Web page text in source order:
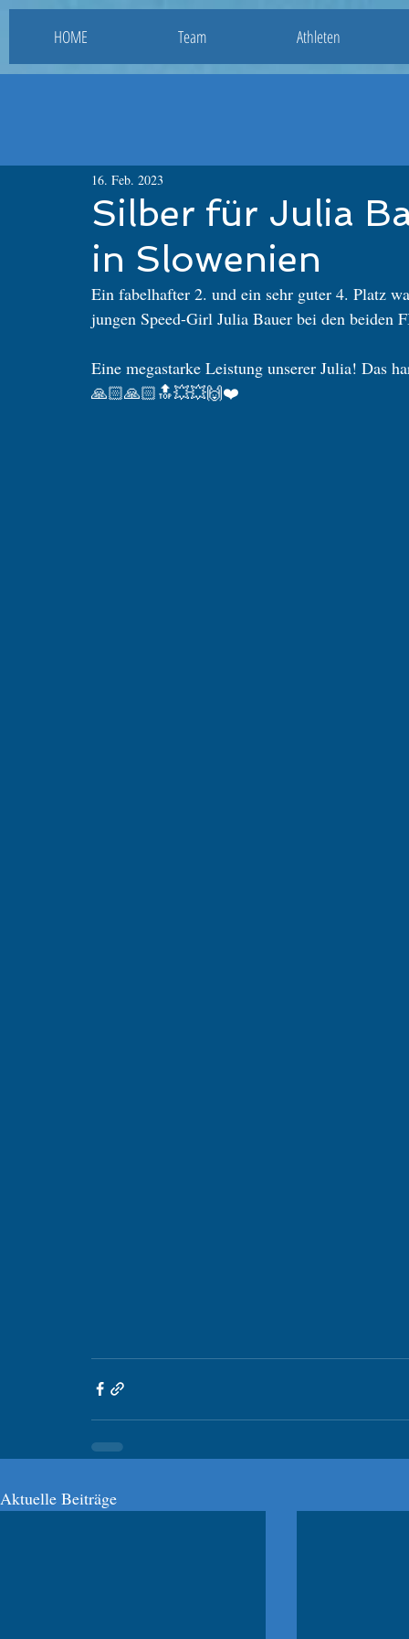
HOME Team Athleten
Silber für Julia
in Slowenien
16. Feb. 2023
Ein fabelhafter 2. und ein sehr guter 4. Platz
jungen Speed-Girl Julia Bauer bei den beiden
Eine megastarke Leistung unserer Julia! Das
🙏🏻🙏🏻🔝💥💥🙌❤️
Aktuelle Beiträge